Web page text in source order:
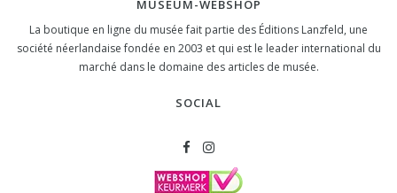
MUSEUM-WEBSHOP
La boutique en ligne du musée fait partie des Éditions Lanzfeld, une
société néerlandaise fondée en 2003 et qui est le leader international du
marché dans le domaine des articles de musée.
SOCIAL